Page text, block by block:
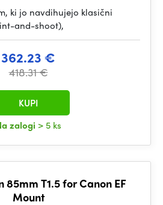
ki jo navdihujejo klasični
and-shoot),
362.23 €
418.31 €
zalogi > 5 ks
KUPI
85mm T1.5 for Canon EF
Mount